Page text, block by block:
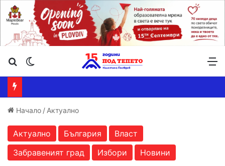
Търсене ...
Начало / Актуално
Актуално България
Власт
Забравеният град
Избори Новини